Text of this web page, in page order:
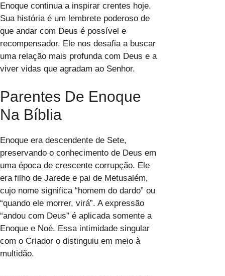
Enoque continua a inspirar crentes hoje.
Sua história é um lembrete poderoso de
que andar com Deus é possível e
recompensador. Ele nos desafia a buscar
uma relação mais profunda com Deus e a
viver vidas que agradam ao Senhor.
Parentes De Enoque
Na Bíblia
Enoque era descendente de Sete,
preservando o conhecimento de Deus em
uma época de crescente corrupção. Ele
era filho de Jarede e pai de Metusalém,
cujo nome significa “homem do dardo” ou
“quando ele morrer, virá”. A expressão
“andou com Deus” é aplicada somente a
Enoque e Noé. Essa intimidade singular
com o Criador o distinguiu em meio à
multidão.